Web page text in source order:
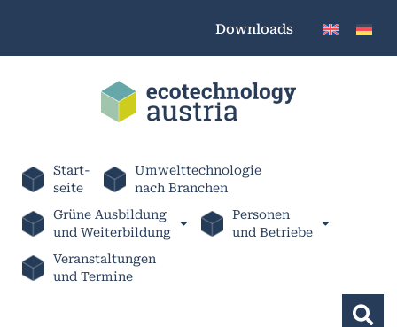
Downloads
Start-
seite
Umwelttechnologie
nach Branchen
Grüne Ausbildung
und Weiterbildung
Personen
und Betriebe
Veranstaltungen
und Termine